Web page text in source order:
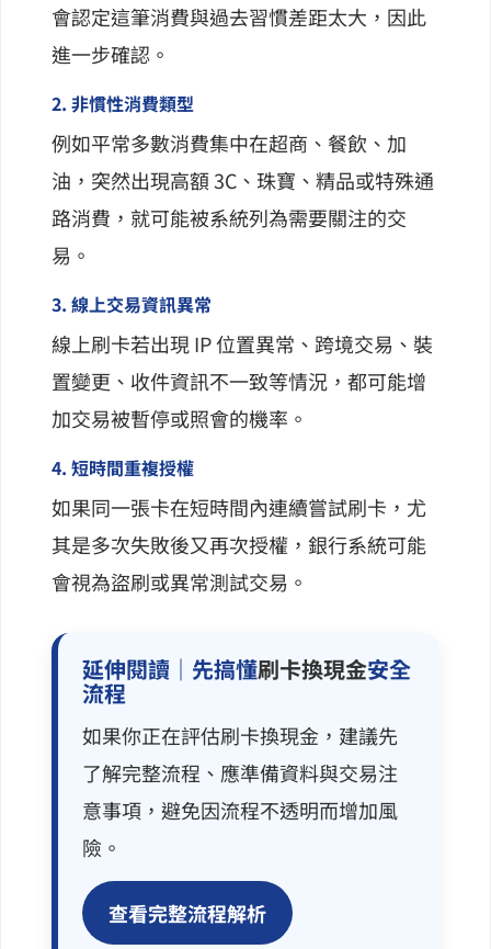
會認定這筆消費與過去習慣差距太大，因此
進一步確認。
2. 非慣性消費類型
例如平常多數消費集中在超商、餐飲、加
油，突然出現高額 3C、珠寶、精品或特殊通
路消費，就可能被系統列為需要關注的交
易。
3. 線上交易資訊異常
線上刷卡若出現 IP 位置異常、跨境交易、裝
置變更、收件資訊不一致等情況，都可能增
加交易被暫停或照會的機率。
4. 短時間重複授權
如果同一張卡在短時間內連續嘗試刷卡，尤
其是多次失敗後又再次授權，銀行系統可能
會視為盜刷或異常測試交易。
延伸閱讀｜先搞懂刷卡換現金安全
流程
如果你正在評估刷卡換現金，建議先
了解完整流程、應準備資料與交易注
意事項，避免因流程不透明而增加風
險。
查看完整流程解析